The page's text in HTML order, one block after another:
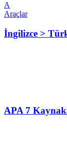
A
Araçlar
İngilizce >
APA 7